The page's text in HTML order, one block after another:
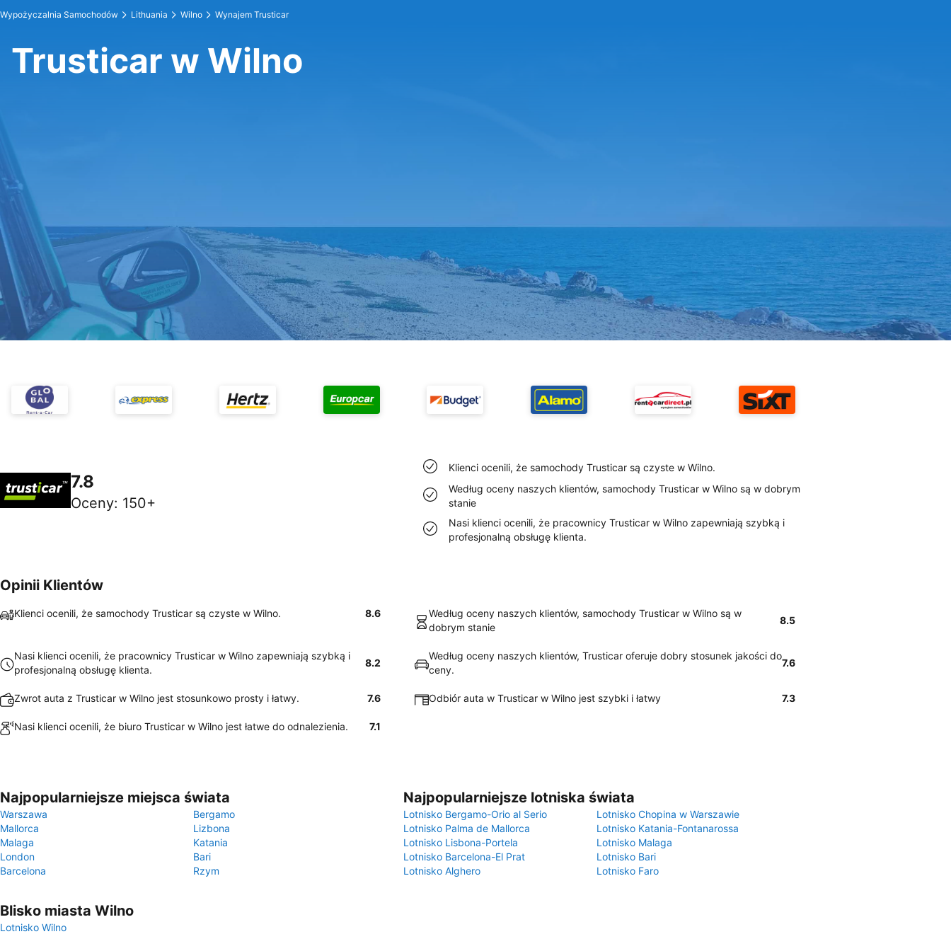
Wypożyczalnia Samochodów Lithuania Wilno Wynajem Trusticar
Trusticar w Wilno
7.8
Oceny: 150+
Klienci ocenili, że samochody Trusticar są czyste w Wilno.
Według oceny naszych klientów, samochody Trusticar w Wilno są w dobrym
stanie
Nasi klienci ocenili, że pracownicy Trusticar w Wilno zapewniają szybką i
profesjonalną obsługę klienta.
Opinii Klientów
Klienci ocenili, że samochody Trusticar są czyste w Wilno. 8.6
Według oceny naszych klientów, samochody Trusticar w Wilno są w
dobrym stanie
8.5
Nasi klienci ocenili, że pracownicy Trusticar w Wilno zapewniają szybką i
profesjonalną obsługę klienta.
8.2
Według oceny naszych klientów, Trusticar oferuje dobry stosunek jakości do
ceny.
7.6
Zwrot auta z Trusticar w Wilno jest stosunkowo prosty i łatwy. 7.6 Odbiór auta w Trusticar w Wilno jest szybki i łatwy 7.3
Nasi klienci ocenili, że biuro Trusticar w Wilno jest łatwe do odnalezienia. 7.1
Najpopularniejsze miejsca świata
Warszawa
Bergamo
Mallorca
Lizbona
Malaga
Katania
London
Bari
Barcelona
Rzym
Najpopularniejsze lotniska świata
Lotnisko Bergamo-Orio al Serio
Lotnisko Chopina w Warszawie
Lotnisko Palma de Mallorca
Lotnisko Katania-Fontanarossa
Lotnisko Lisbona-Portela
Lotnisko Malaga
Lotnisko Barcelona-El Prat
Lotnisko Bari
Lotnisko Alghero
Lotnisko Faro
Blisko miasta Wilno
Lotnisko Wilno